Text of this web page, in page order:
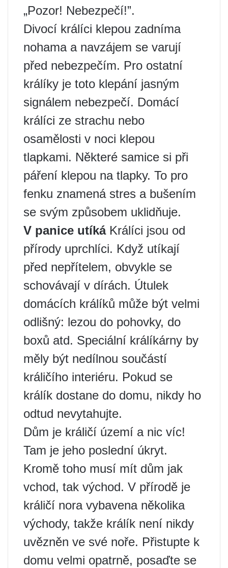
„Pozor! Nebezpečí!”.
Divocí králíci klepou zadníma
nohama a navzájem se varují
před nebezpečím. Pro ostatní
králíky je toto klepání jasným
signálem nebezpečí. Domácí
králíci ze strachu nebo
osamělosti v noci klepou
tlapkami. Některé samice si při
páření klepou na tlapky. To pro
fenku znamená stres a bušením
se svým způsobem uklidňuje.
V panice utíkáKrálíci jsou od
přírody uprchlíci. Když utíkají
před nepřítelem, obvykle se
schovávají v dírách. Útulek
domácích králíků může být velmi
odlišný: lezou do pohovky, do
boxů atd. Speciální králíkárny by
měly být nedílnou součástí
králičího interiéru. Pokud se
králík dostane do domu, nikdy ho
odtud nevytahujte.
Dům je králičí území a nic víc!
Tam je jeho poslední úkryt.
Kromě toho musí mít dům jak
vchod, tak východ. V přírodě je
králičí nora vybavena několika
východy, takže králík není nikdy
uvězněn ve své noře. Přistupte k
domu velmi opatrně, posaďte se